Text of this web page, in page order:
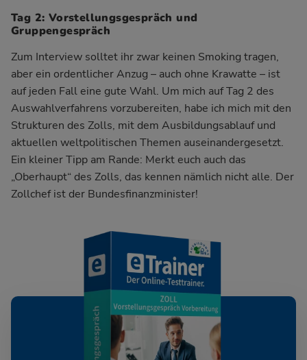
Tag 2: Vorstellungsgespräch und
Gruppengespräch
Zum Interview solltet ihr zwar keinen Smoking tragen,
aber ein ordentlicher Anzug – auch ohne Krawatte – ist
auf jeden Fall eine gute Wahl. Um mich auf Tag 2 des
Auswahlverfahrens vorzubereiten, habe ich mich mit den
Strukturen des Zolls, mit dem Ausbildungsablauf und
aktuellen weltpolitischen Themen auseinandergesetzt.
Ein kleiner Tipp am Rande: Merkt euch auch das
„Oberhaupt“ des Zolls, das kennen nämlich nicht alle. Der
Zollchef ist der Bundesfinanzminister!